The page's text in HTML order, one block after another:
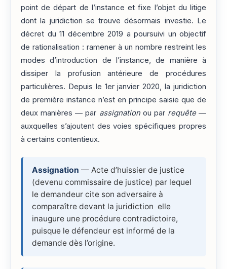
point de départ de l’instance et fixe l’objet du litige
dont la juridiction se trouve désormais investie. Le
décret du 11 décembre 2019 a poursuivi un objectif
de rationalisation : ramener à un nombre restreint les
modes d’introduction de l’instance, de manière à
dissiper la profusion antérieure de procédures
particulières. Depuis le 1er janvier 2020, la juridiction
de première instance n’est en principe saisie que de
deux manières — par assignationou par requête—
auxquelles s’ajoutent des voies spécifiques propres
à certains contentieux.
Assignation — Acte d’huissier de justice
(devenu commissaire de justice) par lequel
le demandeur cite son adversaire à
comparaître devant la juridiction elle
inaugure une procédure contradictoire,
puisque le défendeur est informé de la
demande dès l’origine.